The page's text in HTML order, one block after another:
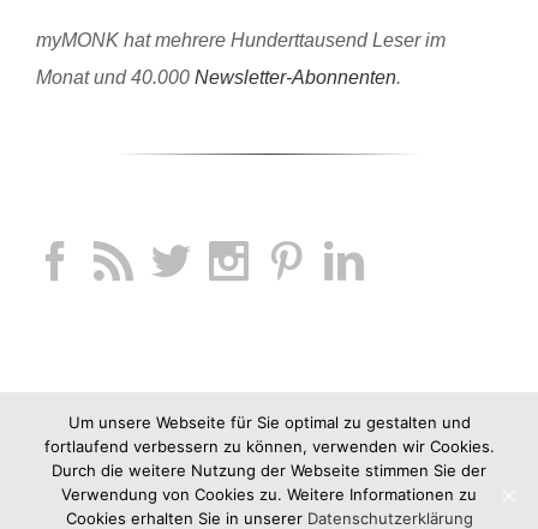
myMONK hat mehrere Hunderttausend Leser im
Monat und 40.000 Newsletter-Abonnenten.
Um unsere Webseite für Sie optimal zu gestalten und
fortlaufend verbessern zu können, verwenden wir Cookies.
Durch die weitere Nutzung der Webseite stimmen Sie der
Verwendung von Cookies zu. Weitere Informationen zu
Cookies erhalten Sie in unserer Datenschutzerklärung